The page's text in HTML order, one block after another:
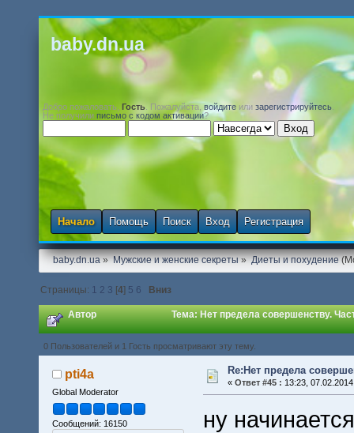
baby.dn.ua
Добро пожаловать, Гость . Пожалуйста,войдите или зарегистрируйтесь
Не получили письмо с кодом активации?
Начало Помощь Поиск Вход Регистрация
baby.dn.ua» Мужские и женские секреты» Диеты и похудение
Страницы: 1 2 3 [4] 5 6 Вниз
Автор Тема: Нет предела совершенству.
0 Пользователей и 1 Гость просматривают эту тему.
pti4a
Global Moderator
Сообщений: 16150
Re:Нет предела
« Ответ #45 : 13:23,
ну